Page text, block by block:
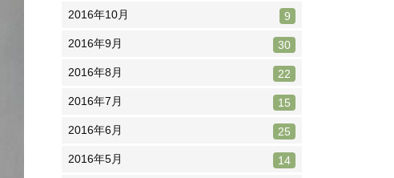
2016年10月 9
2016年9月 30
2016年8月 22
2016年7月 15
2016年6月 25
2016年5月 14